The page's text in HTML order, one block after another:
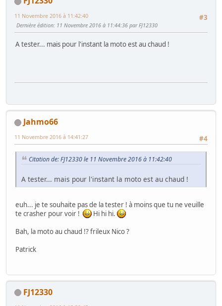
#3
11 Novembre 2016 à 11:42:40
Dernière édition: 11 Novembre 2016 à 11:44:36 par FJ12330
A tester... mais pour l'instant la moto est au chaud !
Jahmo66
#4
11 Novembre 2016 à 14:41:27
Citation de: FJ12330 le 11 Novembre 2016 à 11:42:40
A tester... mais pour l'instant la moto est au chaud !
euh... je te souhaite pas de la tester ! à moins que tu ne veuille
te crasher pour voir !
Hi hi hi.
Bah, la moto au chaud !? frileux Nico ?
Patrick
FJ12330